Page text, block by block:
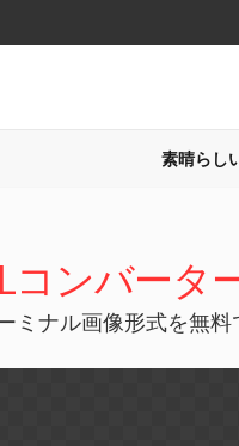
素晴らし
コンバータ
ミナル画像形式を無料